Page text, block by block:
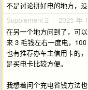
不是讨论拼好电的地方，
Supplement 2 · 2025 年
在另一个地方问到了，可
来 3 毛钱左右一度电，100
也有推荐办车主信用卡的
是买电卡比较方便。
我想着问个充电省钱方法